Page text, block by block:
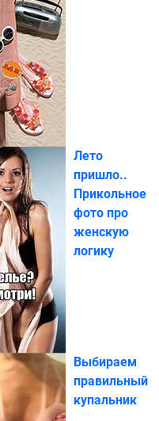
Лето
пришло..
Прикольное
фото про
женскую
логику
Выбираем
правильный
купальник